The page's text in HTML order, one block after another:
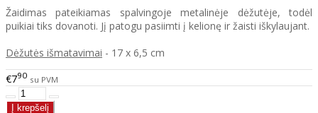
Žaidimas pateikiamas spalvingoje metalinėje dėžutėje, todėl
puikiai tiks dovanoti. Jį patogu pasiimti į kelionę ir žaisti iškylaujant.
Dėžutės išmatavimai - 17 x 6,5 cm
€790 su PVM